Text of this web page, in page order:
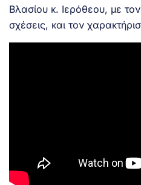
Βλασίου κ. Ιερόθεου, με
σχέσεις, και τον